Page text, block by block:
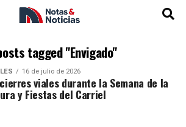
tagged "Envigado"
16 de julio de 2026
viales durante la Semana de la
y Fiestas del Carriel